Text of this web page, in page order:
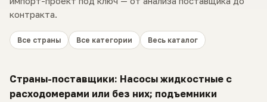
контракта.
Все страны Все категории Весь каталог
Страны-поставщики: Насосы жидкостные с
расходомерами или без них; подъемники